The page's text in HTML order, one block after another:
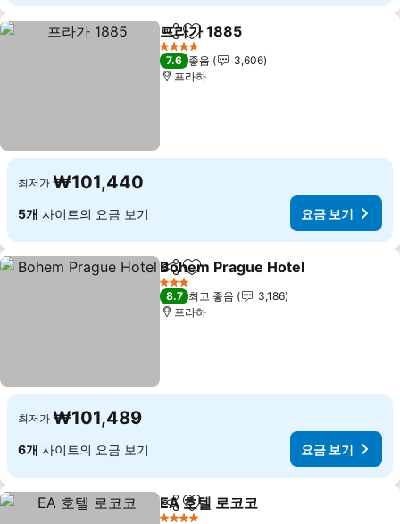
공유 즐겨찾기에 추가
프라가 1885
4 성급
7.6 좋음
3,606
프라하
최저가 ₩101,440
5개 사이트의 요금 보기 요금 보기
공유 즐겨찾기에 추가
Bohem Prague Hotel
3 성급
8.7 최고 좋음
3,186
프라하
최저가 ₩101,489
6개 사이트의 요금 보기 요금 보기
공유 즐겨찾기에 추가
EA 호텔 로코코